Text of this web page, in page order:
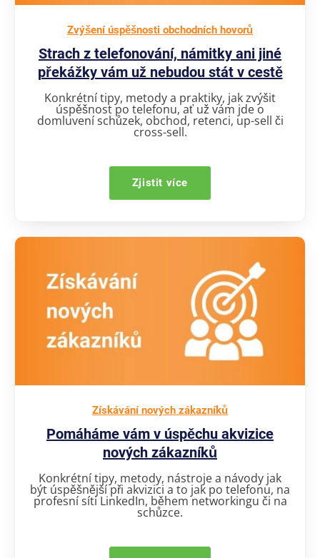
Zvýšení úspěšnosti obchodních hovorů
Strach z telefonování, námitky ani jiné
překážky vám už nebudou stát v cestě
Konkrétní tipy, metody a praktiky, jak zvýšit
úspěšnost po telefonu, ať už vám jde o
domluvení schůzek, obchod, retenci, up-sell či
cross-sell.
Zjistit více
Získávání nových zákazníků
Pomáháme vám v úspěchu akvizice
nových zákazníků
Konkrétní tipy, metody, nástroje a návody jak
být úspěšnější při akvizici a to jak po telefonu, na
profesní síti LinkedIn, během networkingu či na
schůzce.